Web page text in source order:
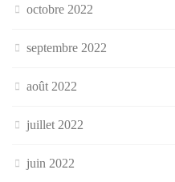
octobre 2022
septembre 2022
août 2022
juillet 2022
juin 2022